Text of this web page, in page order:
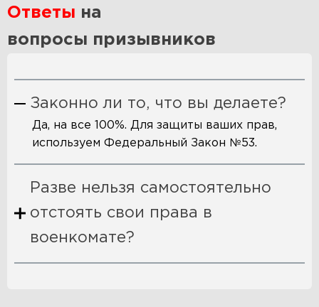
Ответы на
вопросы призывников
Законно ли то, что вы делаете?
Да, на все 100%. Для защиты ваших прав,
используем Федеральный Закон №53.
Разве нельзя самостоятельно
отстоять свои права в
военкомате?